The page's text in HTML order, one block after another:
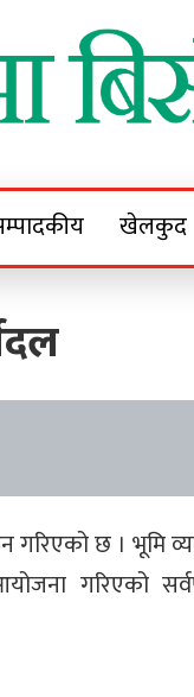
खेलकुद
गरिएको छ । भूमि
गरिएको